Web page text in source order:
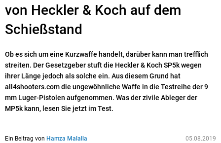
von Heckler & Koch auf dem
Schießstand
Ob es sich um eine Kurzwaffe handelt, darüber kann man trefflich
streiten. Der Gesetzgeber stuft die Heckler & Koch SP5k wegen
ihrer Länge jedoch als solche ein. Aus diesem Grund hat
all4shooters.com die ungewöhnliche Waffe in die Testreihe der 9
mm Luger-Pistolen aufgenommen. Was der zivile Ableger der
MP5k kann, lesen Sie jetzt im Test.
Ein Beitrag von Hamza Malalla 05.08.2019